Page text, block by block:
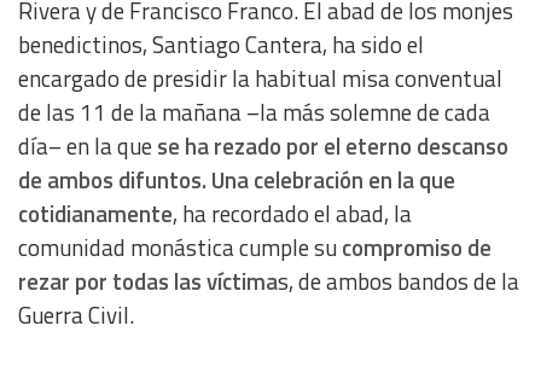
Rivera y de Francisco Franco. El abad de los monjes
benedictinos, Santiago Cantera, ha sido el
encargado de presidir la habitual misa conventual
de las 11 de la mañana –la más solemne de cada
día– en la quese ha rezado por el eterno descanso
de ambos difuntos. Una celebración en la que
cotidianamente, ha recordado el abad, la
comunidad monástica cumple sucompromiso de
rezar por todas las víctimas, de ambos bandos de la
Guerra Civil.